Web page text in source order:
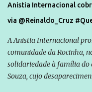
Anistia Internacional
via @Reinaldo_Cruz
A Anistia Internacional
comunidade da Rocinha,
solidariedade à família do
Souza, cujo